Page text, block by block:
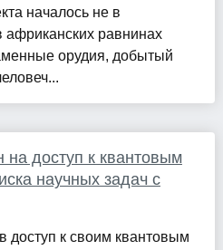
началось не в
равнинах
орудия, добытый
доступ к квантовым
научных задач с
доступ к своим квантовым